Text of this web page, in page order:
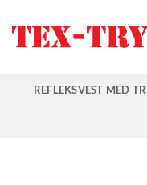
indhold
REFLEKSVEST MED